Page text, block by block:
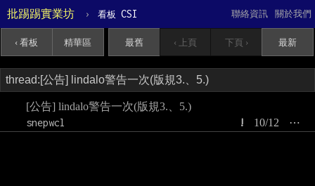
批踢踢實業坊 › 看板 CSI 關於我們
聯絡資訊
‹ 看板 精華區 最舊 ‹ 上頁 下頁 › 最新
[公告] lindalo警告一次(版規3.、5.)
snepwcl
⋯
10/12
!